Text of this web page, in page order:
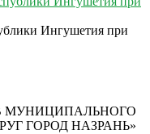
Ингушетия при
МУНИЦИПАЛЬНОГО
ГОРОД НАЗРАНЬ»